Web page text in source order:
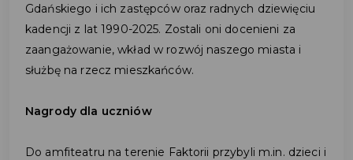
Gdańskiego i ich zastępców oraz radnych dziewięciu
kadencji z lat 1990-2025. Zostali oni docenieni za
zaangażowanie, wkład w rozwój naszego miasta i
służbę na rzecz mieszkańców.
Nagrody dla uczniów
Do amfiteatru na terenie Faktorii przybyli m.in. dzieci i